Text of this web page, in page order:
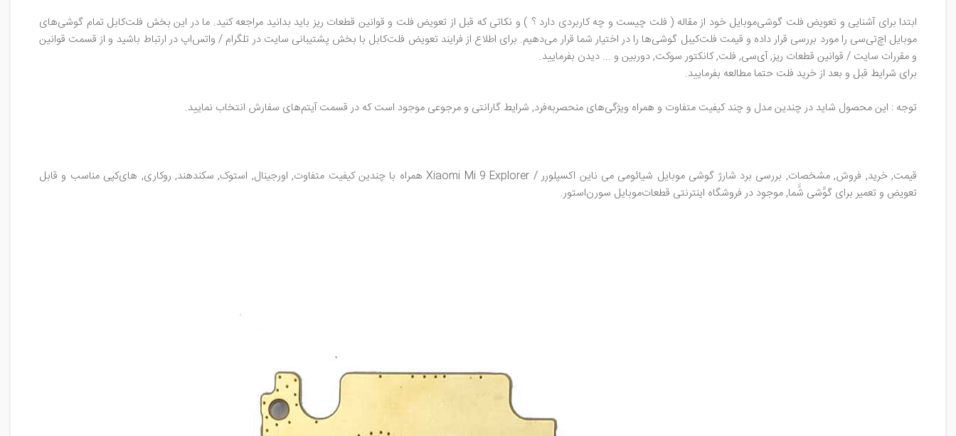
ابتدا برای آشنایی و تعویض فلت گوشی‌موبایل خود از مقاله ( فلت چیست و چه کاربردی دارد ؟ ) و نکاتی که قبل از تعویض فلت و قوانین قطعات ریز باید بدانید مراجعه کنید. ما در این بخش فلت‌کابل تمام گوشی‌های
موبایل اچ‌تی‌سی را مورد بررسی قرار داده و قیمت فلت‌کیبل گوشی‌ها را در اختیار شما قرار می‌دهیم. برای اطلاع از فرایند تعویض فلت‌کابل با بخش پشتیبانی سایت در تلگرام / واتس‌اپ در ارتباط باشید و از قسمت قوانین
و مقررات سایت / قوانین قطعات ریز, آی‌سی, فلت, کانکتور سوکت, دوربین و ... دیدن بفرمایید.
برای شرایط قبل و بعد از خرید فلت حتما مطالعه بفرمایید.
توجه : این محصول شاید در چندین مدل و چند کیفیت متفاوت و همراه ویژگی‌های منحصر‌به‌فرد, شرایط گارانتی و مرجوعی موجود است که در قسمت آیتم‌های سفارش انتخاب نمایید.
قیمت, خرید, فروش, مشخصات, بررسی برد شارژ گوشی موبایل شیائومی می ناین اکسپلورر / Xiaomi Mi 9 Explorer همراه با چندین کیفیت متفاوت, اورجینال, استوک, سکند‌هند, روکاری, های‌کپی مناسب و قابل
تعویض و تعمیر برای گوًَشی شًَما, موجود در فروشگاه اینترنتی قطعات‌موبایل سورن‌استور.